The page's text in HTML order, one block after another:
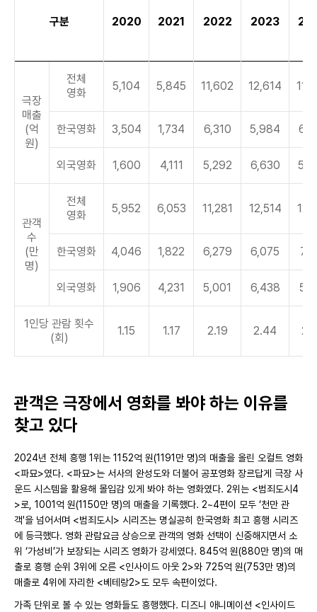
구분 2020 2021 2022 2023
극장
매출
(억
원)
전체
영화
5,104 5,845 11,602 12,614
한국영화 3,504 1,734 6,310 5,984
외국영화 1,600 4,111 5,292 6,630
관객
수
(만
명)
전체
영화
5,952 6,053 11,281 12,514
한국영화 4,046 1,822 6,279 6,075
외국영화 1,906 4,231 5,001 6,438
1인당 관람 횟수
(회)
1.15 1.17 2.19 2.44
관객은 극장에서 영화를 봐야 하는 이유를
찾고 있다
2024년 전체 흥행 1위는 1152억 원(1191만 명)의 매출을 올린 오컬트 영화
<파묘>였다. <파묘>는 서사의 완성도와 더불어 공포영화 장르답게 극장 사
운드 시스템을 활용해 몰입감 있게 봐야 하는 영화였다. 2위는 <범죄도시4
>로, 1001억 원(1150만 명)의 매출을 기록했다. 2~4편이 모두 ‘천만 관
객'을 넘어서며 <범죄도시> 시리즈는 명실공히 한국영화 최고 흥행 시리즈
에 등극했다. 영화 관람요금 상승으로 관객의 영화 선택이 신중해지면서 소
위 ‘가성비’가 보장되는 시리즈 영화가 강세였다. 845억 원(880만 명)의 매
출로 흥행 순위 3위에 오른 <인사이드 아웃 2>와 725억 원(753만 명)의
매출로 4위에 자리한 <베테랑2>도 모두 속편이었다.
가족 단위로 볼 수 있는 영화들도 흥행했다. 디즈니 애니메이션 <인사이드